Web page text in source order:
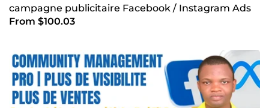
campagne publicitaire Facebook / Instagram Ads
From $100.03